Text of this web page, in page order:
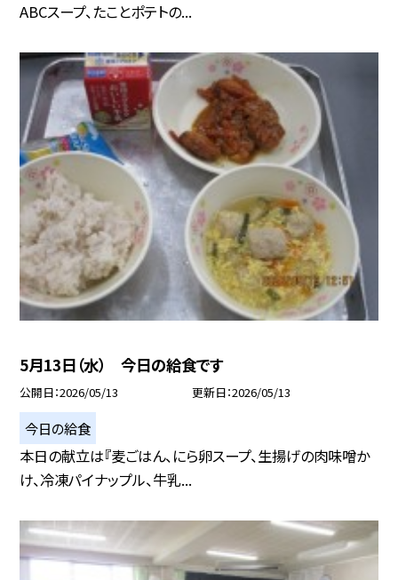
ABCスープ、たことポテトの...
5月13日（水） 今日の給食です
公開日 2026/05/13 更新日 2026/05/13
今日の給食
本日の献立は『麦ごはん、にら卵スープ、生揚げの肉味噌か
け、冷凍パイナップル、牛乳...